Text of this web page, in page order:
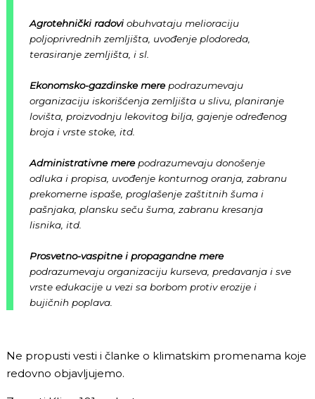
Agrotehnički radoviobuhvataju melioraciju
poljoprivrednih zemljišta, uvođenje plodoreda,
terasiranje zemljišta, i sl.
Ekonomsko-gazdinske merepodrazumevaju
organizaciju iskorišćenja zemljišta u slivu, planiranje
lovišta, proizvodnju lekovitog bilja, gajenje određenog
broja i vrste stoke, itd.
Administrativne merepodrazumevaju donošenje
odluka i propisa, uvođenje konturnog oranja, zabranu
prekomerne ispaše, proglašenje zaštitnih šuma i
pašnjaka, plansku seču šuma, zabranu kresanja
lisnika, itd.
Prosvetno-vaspitne i propagandne mere
podrazumevaju organizaciju kurseva, predavanja i sve
vrste edukacije u vezi sa borbom protiv erozije i
bujičnih poplava.
Ne propusti vesti i članke o klimatskim promenama koje
redovno objavljujemo.